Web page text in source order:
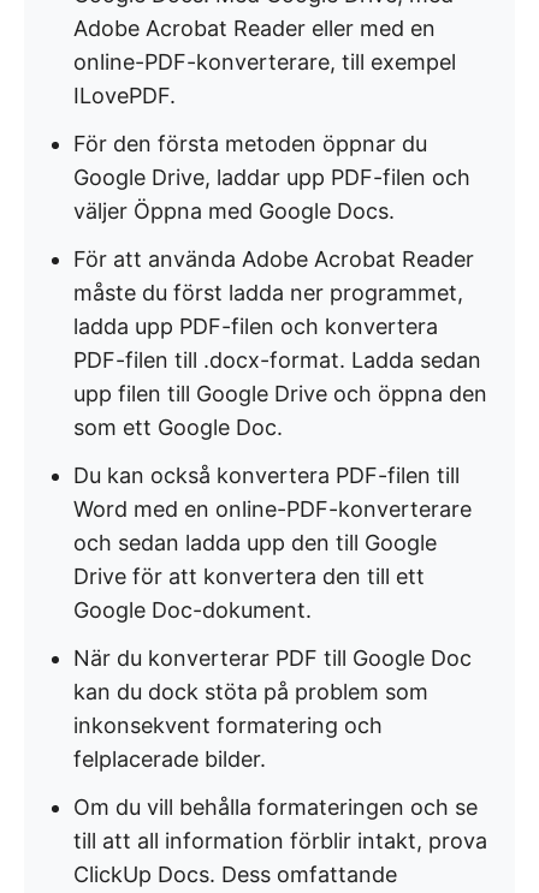
Adobe Acrobat Reader eller med en
online-PDF-konverterare, till exempel
ILovePDF.
För den första metoden öppnar du
Google Drive, laddar upp PDF-filen och
väljer Öppna med Google Docs.
För att använda Adobe Acrobat Reader
måste du först ladda ner programmet,
ladda upp PDF-filen och konvertera
PDF-filen till .docx-format. Ladda sedan
upp filen till Google Drive och öppna den
som ett Google Doc.
Du kan också konvertera PDF-filen till
Word med en online-PDF-konverterare
och sedan ladda upp den till Google
Drive för att konvertera den till ett
Google Doc-dokument.
När du konverterar PDF till Google Doc
kan du dock stöta på problem som
inkonsekvent formatering och
felplacerade bilder.
Om du vill behålla formateringen och se
till att all information förblir intakt, prova
ClickUp Docs. Dess omfattande